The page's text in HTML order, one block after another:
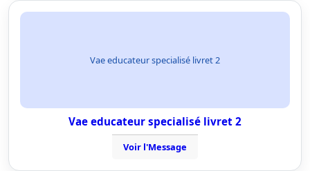
Vae educateur specialisé livret 2
Vae educateur specialisé livret 2
Voir l'Message